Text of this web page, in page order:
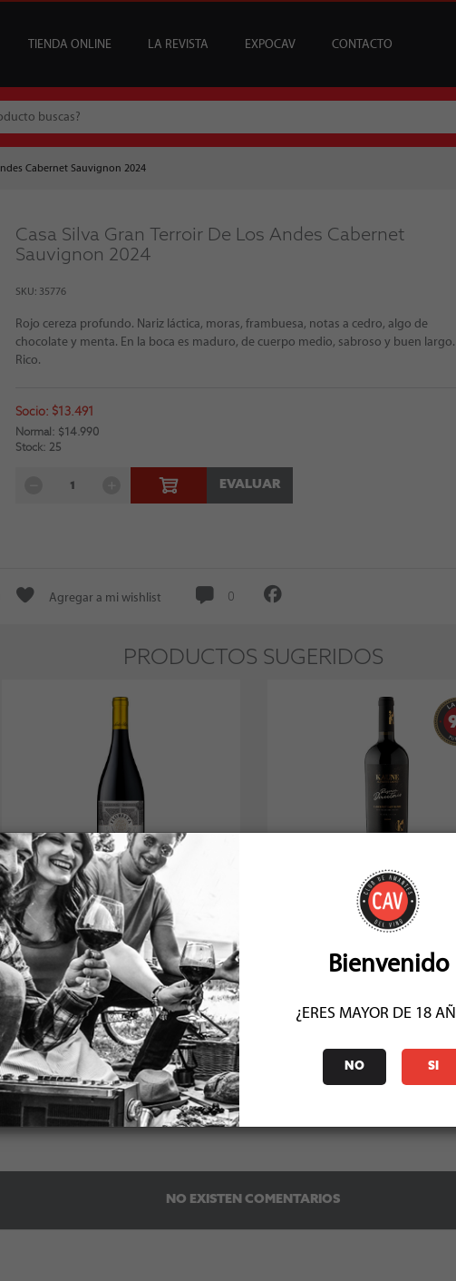
TIENDA ONLINE LA REVISTA EXPOCAV CONTACTO
Cabernet Sauvignon 2024
Casa Silva Gran Terroir De Los Andes Cabernet
Sauvignon 2024
SKU: 35776
Rojo cereza profundo. Nariz láctica, moras, frambuesa, notas a cedro, algo de
chocolate y menta. En la boca es maduro, de cuerpo medio, sabroso y buen largo.
Rico.
Socio: $13.491
Normal: $14.990
Stock: 25
EVALUAR
Agregar a mi wishlist 0
PRODUCTOS SUGERIDOS
Santa Rita Floresta Cabernet Sauvignon
2021
Socio: $19.791
Normal: $21.990
Stock: 46
Kaune Reserva Directorio
Sauvignon 2022
Socio: $22.491
Normal: $24.990
COMENTARIOS (0)
NO EXISTEN COMENTARIOS
Bienvenido
¿ERES MAYOR DE 18
NO SI